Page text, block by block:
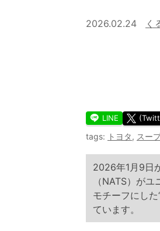
2026.02.24 く
LINE
tags: トヨタ, スー
2026年1月9日
（NATS）が
モチーフにし
ています。